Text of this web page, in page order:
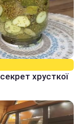
хрусткої